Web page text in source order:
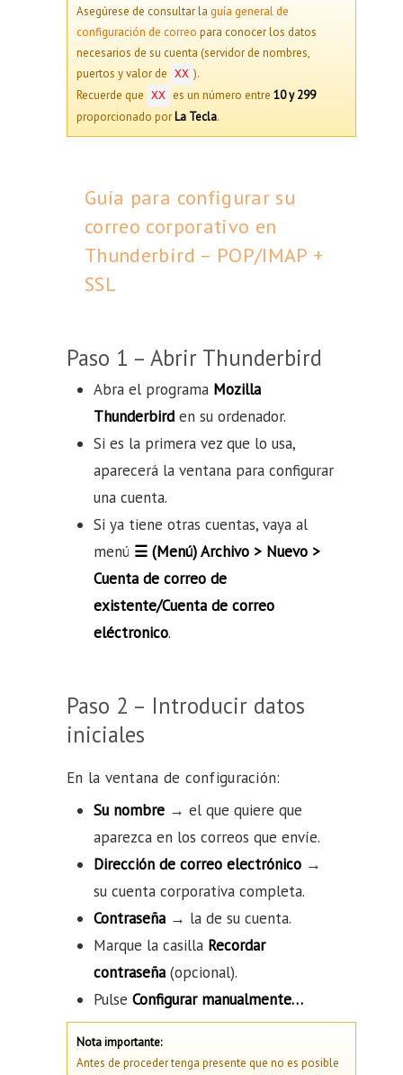
Asegúrese de consultar la guía general de
configuración de correo para conocer los datos
necesarios de su cuenta (servidor de nombres,
puertos y valor de XX ).
Recuerde que XX es un número entre 10 y 299
proporcionado por La Tecla.
Guía para configurar su
correo corporativo en
Thunderbird – POP/IMAP +
SSL
Paso 1 – Abrir Thunderbird
Abra el programa Mozilla
Thunderbird en su ordenador.
Si es la primera vez que lo usa,
aparecerá la ventana para configurar
una cuenta.
Si ya tiene otras cuentas, vaya al
menú ☰ (Menú) Archivo > Nuevo >
Cuenta de correo de
existente/Cuenta de correo
eléctronico.
Paso 2 – Introducir datos
iniciales
En la ventana de configuración:
Su nombre → el que quiere que
aparezca en los correos que envíe.
Dirección de correo electrónico →
su cuenta corporativa completa.
Contraseña → la de su cuenta.
Marque la casilla Recordar
contraseña (opcional).
Pulse Configurar manualmente…
Nota importante:
Antes de proceder tenga presente que no es posible